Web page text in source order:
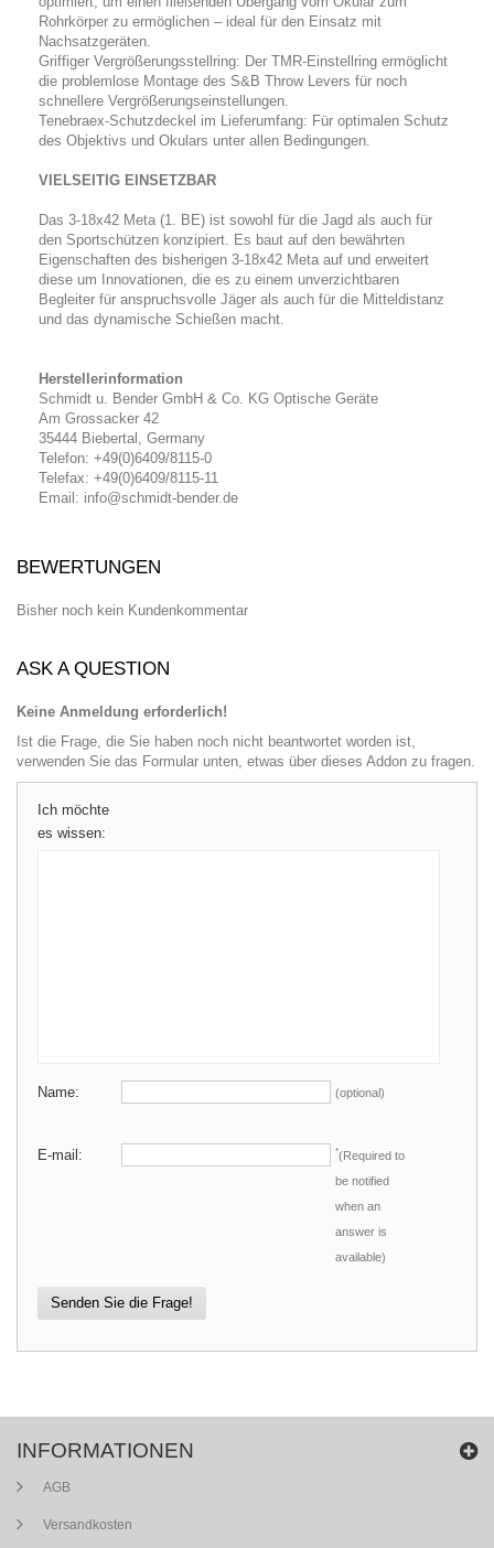
Rohrkörper zu ermöglichen – ideal für den Einsatz mit
Nachsatzgeräten.
Griffiger Vergrößerungsstellring: Der TMR-Einstellring ermöglicht
die problemlose Montage des S&B Throw Levers für noch
schnellere Vergrößerungseinstellungen.
Tenebraex-Schutzdeckel im Lieferumfang: Für optimalen Schutz
des Objektivs und Okulars unter allen Bedingungen.
VIELSEITIG EINSETZBAR
Das 3-18x42 Meta (1. BE) ist sowohl für die Jagd als auch für
den Sportschützen konzipiert. Es baut auf den bewährten
Eigenschaften des bisherigen 3-18x42 Meta auf und erweitert
diese um Innovationen, die es zu einem unverzichtbaren
Begleiter für anspruchsvolle Jäger als auch für die Mitteldistanz
und das dynamische Schießen macht.
Herstellerinformation
Schmidt u. Bender GmbH & Co. KG Optische Geräte
Am Grossacker 42
35444 Biebertal, Germany
Telefon: +49(0)6409/8115-0
Telefax: +49(0)6409/8115-11
Email: info@schmidt-bender.de
BEWERTUNGEN
Bisher noch kein Kundenkommentar
ASK A QUESTION
Keine Anmeldung erforderlich!
Ist die Frage, die Sie haben noch nicht beantwortet worden ist,
verwenden Sie das Formular unten, etwas über dieses Addon zu fragen.
Ich möchte
es wissen:
Name: (optional)
E-mail: *(Required to
be notified
when an
answer is
available)
Senden Sie die Frage!
INFORMATIONEN
AGB
Versandkosten